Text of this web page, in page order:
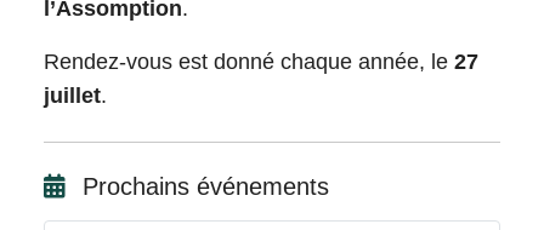
l’Assomption.
Rendez-vous est donné chaque année, le 27
juillet.
Prochains événements